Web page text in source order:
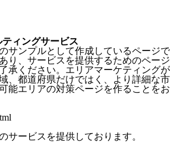
ィングサービス
サンプルとして作成しているページで
り、サービスを提供するためのページ
承ください。エリアマーケティングが
、都道府県だけではく、より詳細な市
能エリアの対策ページを作ることをお
サービスを提供しております。